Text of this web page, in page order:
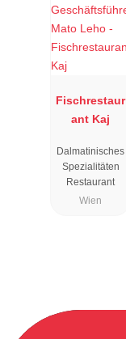
Fischrestaur
ant Kaj
Dalmatinisches
Spezialitäten
Restaurant
Wien